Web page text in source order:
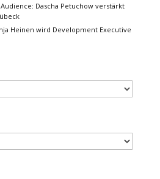
Dascha Petuchow verstärkt
Heinen wird Development Executive